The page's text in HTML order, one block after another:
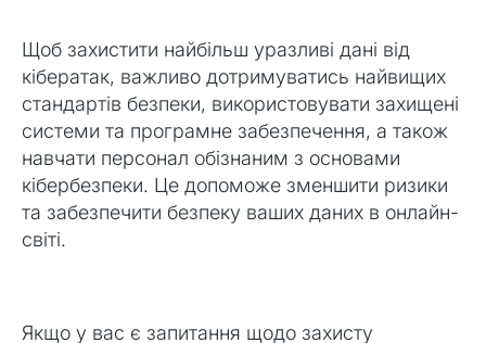
Щоб захистити найбільш уразливі дані від
кібератак, важливо дотримуватись найвищих
стандартів безпеки, використовувати захищені
системи та програмне забезпечення, а також
навчати персонал обізнаним з основами
кібербезпеки. Це допоможе зменшити ризики
та забезпечити безпеку ваших даних в онлайн-
світі.
Якщо у вас є запитання щодо захисту